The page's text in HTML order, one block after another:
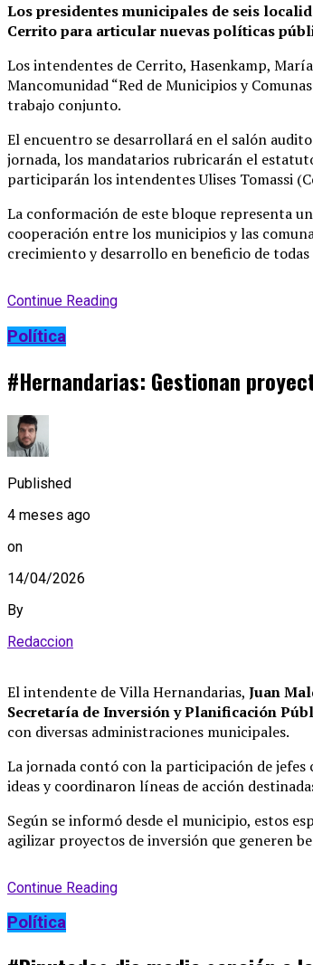
Los presidentes municipales de seis
Cerrito para articular nuevas políticas
Los intendentes de Cerrito, Hasenkamp,
Mancomunidad “Red de Municipios y
trabajo conjunto.
El encuentro se desarrollará en el salón
jornada, los mandatarios rubricarán el
participarán los intendentes Ulises Tomassi
La conformación de este bloque representa
cooperación entre los municipios y las
crecimiento y desarrollo en beneficio de
Continue Reading
Política
#Hernandarias: Gestionan
Published
4 meses ago
on
14/04/2026
By
Redaccion
El intendente de Villa Hernandarias, Juan
Secretaría de Inversión y Planificación
con diversas administraciones municipales.
La jornada contó con la participación de jefes
ideas y coordinaron líneas de acción
Según se informó desde el municipio, estos
agilizar proyectos de inversión que generen
Continue Reading
Política